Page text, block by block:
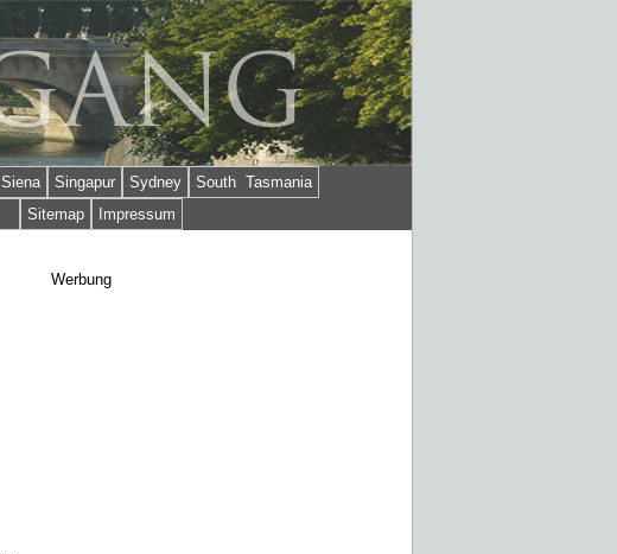
Siena Singapur Sydney
South Tasmania
Sitemap Impressum
Werbung